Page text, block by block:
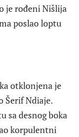
je rođeni Nišlija
poslao loptu
otklonjena je
Šerif Ndiaje.
sa desnog boka
korpulentni